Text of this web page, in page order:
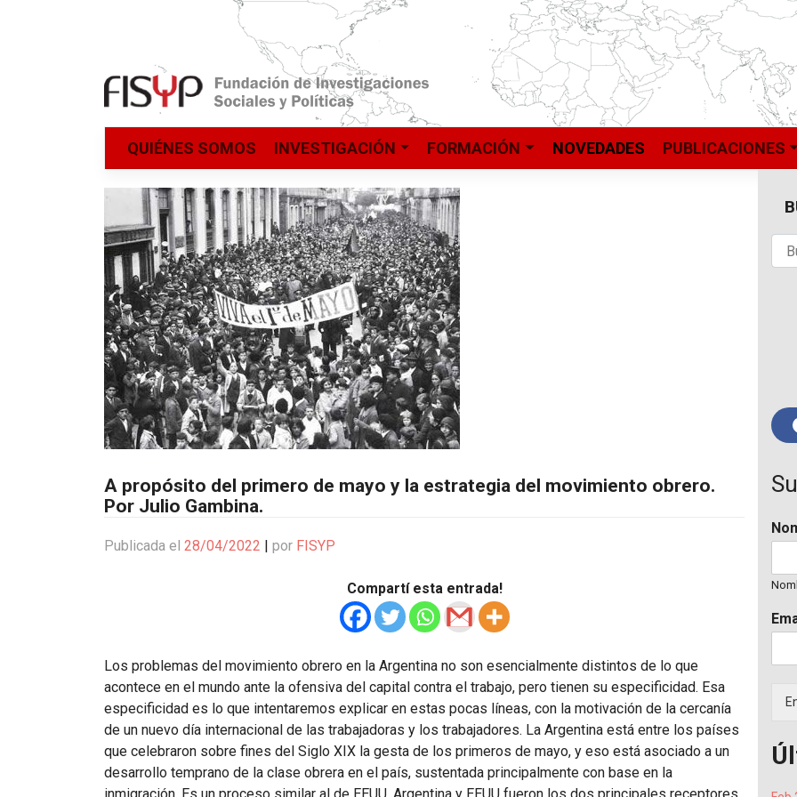
QUIÉNES SOMOS INVESTIGACIÓN FORMACIÓN NOVEDADES PUBLICACIONES
A propósito del primero de mayo y la estrategia del movimiento obrero.
Por Julio Gambina.
Publicada el 28/04/2022 | por FISYP
Compartí esta entrada!
Los problemas del movimiento obrero en la Argentina no son esencialmente distintos de lo que
acontece en el mundo ante la ofensiva del capital contra el trabajo, pero tienen su especificidad. Esa
especificidad es lo que intentaremos explicar en estas pocas líneas, con la motivación de la cercanía
de un nuevo día internacional de las trabajadoras y los trabajadores. La Argentina está entre los países
que celebraron sobre fines del Siglo XIX la gesta de los primeros de mayo, y eso está asociado a un
desarrollo temprano de la clase obrera en el país, sustentada principalmente con base en la